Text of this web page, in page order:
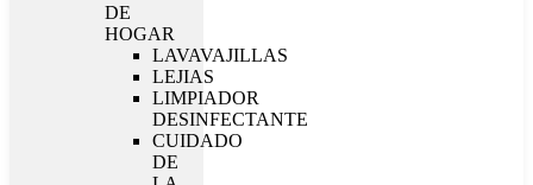
DE
HOGAR
LAVAVAJILLAS
LEJIAS
LIMPIADOR
DESINFECTANTE
CUIDADO
DE